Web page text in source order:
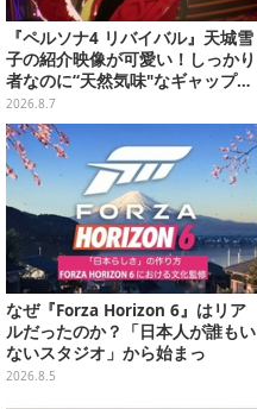
『ペルソナ4 リバイバル』天城雪
子の紹介映像が可愛い！しっかり
者なのに“天然気味"なギャップ…
幼馴染・千枝に助けられる姿にも
注目
2026.8.7
なぜ『Forza Horizon 6』はリア
ルだったのか？「日本人が誰もい
ないスタジオ」から始まっ
た、“生活感のある日本"の作り方
2026.8.5